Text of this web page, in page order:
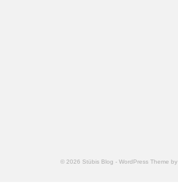
© 2026 Stübis Blog - WordPress Theme by